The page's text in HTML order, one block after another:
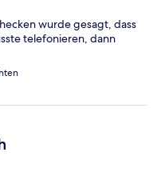
wurde gesagt, dass
telefonieren, dann